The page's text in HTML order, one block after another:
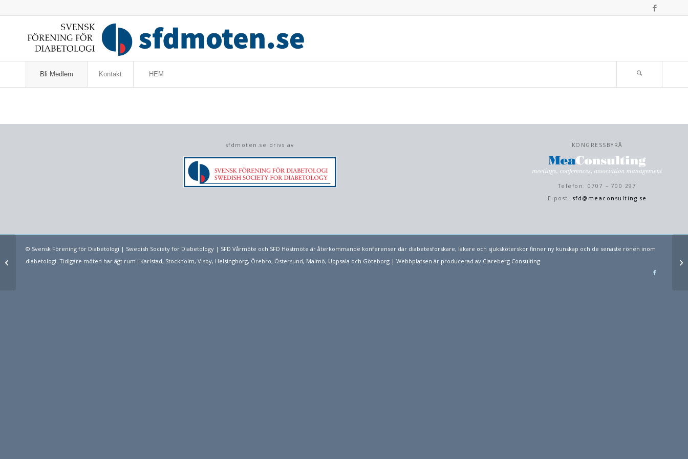
Bli Medlem Kontakt HEM
sfdmoten.se drivs av KONGRESSBYRÅ
Telefon: 0707 – 700 297
E-post: sfd@meaconsulting.se
© Svensk Förening för Diabetologi | Swedish Society for Diabetology | SFD Vårmöte och SFD Höstmöte är återkommande konferenser där diabetesforskare, läkare och sjuksköterskor finner ny kunskap och de senaste rönen inom
diabetologi. Tidigare möten har ägt rum i Karlstad, Stockholm, Visby, Helsingborg, Örebro, Östersund, Malmö, Uppsala och Göteborg | Webbplatsen är producerad av Clareberg Consulting
Diabetesenkäten, samlade
erfarenheter efter 2 års